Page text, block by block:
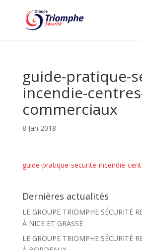
guide-pratique-
incendie-
commerciaux
8 Jan 2018
guide-pratique-securite-incendie-
Dernières actualités
LE GROUPE TRIOMPHE SÉCURITÉ
À NICE ET GRASSE
LE GROUPE TRIOMPHE SÉCURITÉ